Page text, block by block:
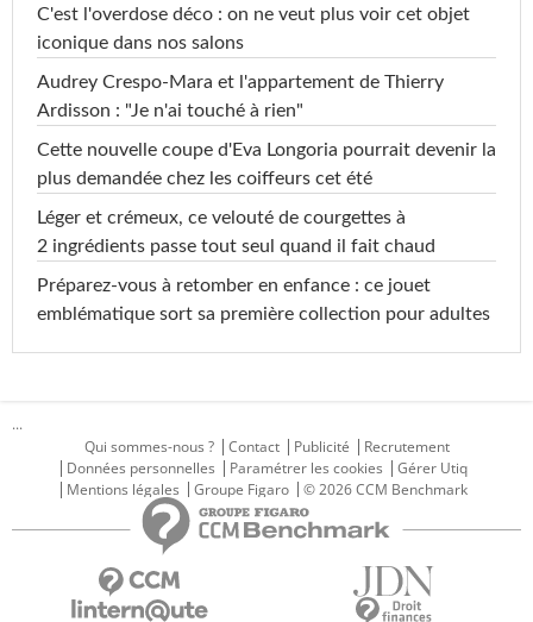
C'est l'overdose déco : on ne veut plus voir cet objet
iconique dans nos salons
Audrey Crespo-Mara et l'appartement de Thierry
Ardisson : "Je n'ai touché à rien"
Cette nouvelle coupe d'Eva Longoria pourrait devenir la
plus demandée chez les coiffeurs cet été
Léger et crémeux, ce velouté de courgettes à
2 ingrédients passe tout seul quand il fait chaud
Préparez-vous à retomber en enfance : ce jouet
emblématique sort sa première collection pour adultes
...
Qui sommes-nous ?
Contact Publicité
Recrutement
Données personnelles
Paramétrer les cookies
Gérer Utiq
Mentions légales
Groupe Figaro © 2026 CCM Benchmark